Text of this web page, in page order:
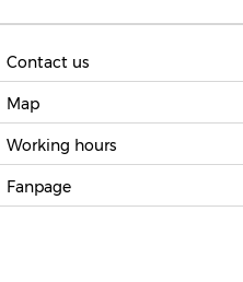
Contact us
Map